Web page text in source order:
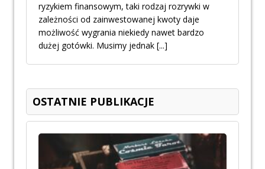
ryzykiem finansowym, taki rodzaj rozrywki w
zależności od zainwestowanej kwoty daje
możliwość wygrania niekiedy nawet bardzo
dużej gotówki. Musimy jednak [...]
OSTATNIE PUBLIKACJE